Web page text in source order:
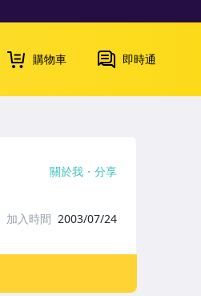
購物車 即時通
關於我 分享
加入時間 2003/07/24